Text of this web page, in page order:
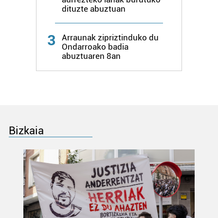
dituzte abuztuan
3
Arraunak zipriztinduko du
Ondarroako badia
abuztuaren 8an
Bizkaia